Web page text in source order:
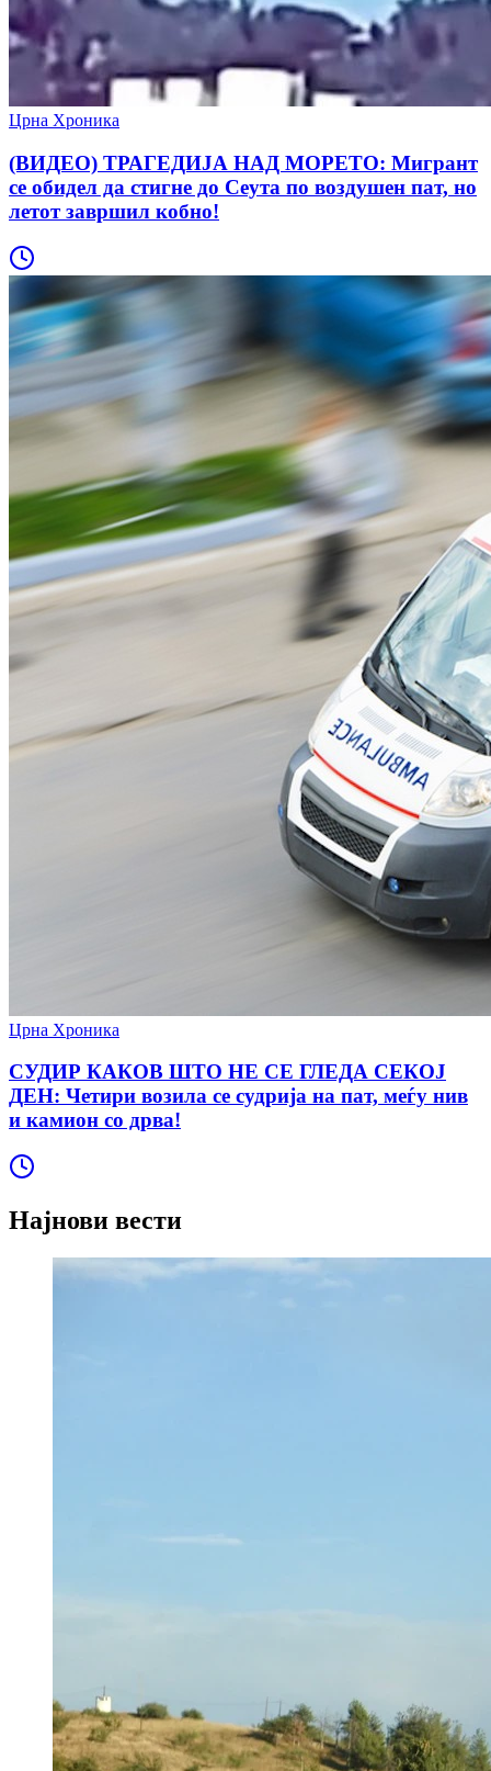
Црна Хроника
(ВИДЕО) ТРАГЕДИЈА НАД МОРЕТО: Мигрант
се обидел да стигне до Сеута по воздушен пат, но
летот завршил кобно!
Црна Хроника
СУДИР КАКОВ ШТО НЕ СЕ ГЛЕДА СЕКОЈ
ДЕН: Четири возила се судрија на пат, меѓу нив
и камион со дрва!
Најнови вести